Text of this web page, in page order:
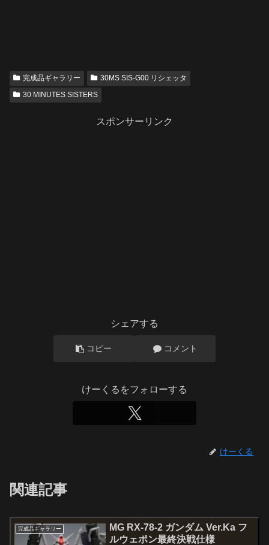
完成品ギャラリー
30MS SIS-G00 リシェッタ
30 MINUTES SISTERS
スポンサーリンク
シェアする
コピー コメント
けーくるをフォローする
けーくる
関連記事
完成品ギャラリー
MG RX-78-2 ガンダム Ver.Ka フ
ルウェポン最終決戦仕様